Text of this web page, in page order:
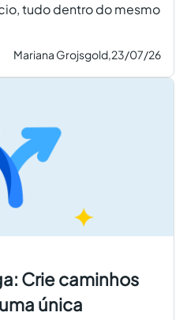
tudo dentro do mesmo
Mariana Grojsgold,23/07/26
Crie caminhos
única